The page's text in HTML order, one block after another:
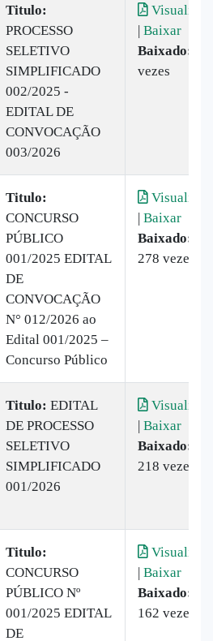
Titulo:
PROCESSO
SELETIVO
SIMPLIFICADO
002/2025 -
EDITAL DE
CONVOCAÇÃO
003/2026
Visualizar
| Baixar
Baixado:
vezes
Titulo:
CONCURSO
PÚBLICO
001/2025 EDITAL
DE
CONVOCAÇÃO
N° 012/2026 ao
Edital 001/2025 –
Concurso Público
Visualizar
| Baixar
Baixado:
278 vezes
Titulo: EDITAL
DE PROCESSO
SELETIVO
SIMPLIFICADO
001/2026
Visualizar
| Baixar
Baixado:
218 vezes
Titulo:
CONCURSO
PÚBLICO Nº
001/2025 EDITAL
DE
Visualizar
| Baixar
Baixado:
162 vezes